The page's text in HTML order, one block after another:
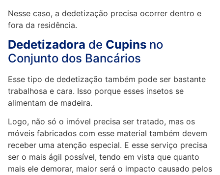
Nesse caso, a dedetização precisa ocorrer dentro e
fora da residência.
Dedetizadora de Cupins no
Conjunto dos Bancários
Esse tipo de dedetização também pode ser bastante
trabalhosa e cara. Isso porque esses insetos se
alimentam de madeira.
Logo, não só o imóvel precisa ser tratado, mas os
móveis fabricados com esse material também devem
receber uma atenção especial. E esse serviço precisa
ser o mais ágil possível, tendo em vista que quanto
mais ele demorar, maior será o impacto causado pelos